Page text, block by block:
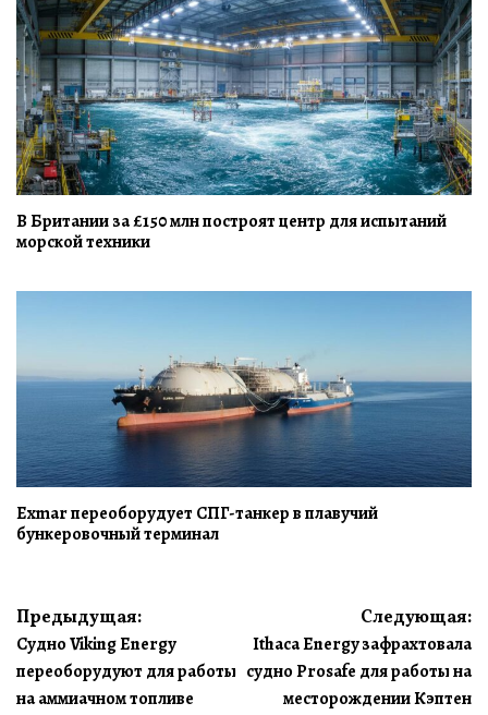
В Британии за £150 млн построят центр для испытаний
морской техники
Exmar переоборудует СПГ-танкер в плавучий
бункеровочный терминал
Навигация
по
записям
Предыдущая:
Судно Viking Energy
переоборудуют для работы
на аммиачном топливе
Следующая:
Ithaca Energy зафрахтовала
судно Prosafe для работы на
месторождении Кэптен